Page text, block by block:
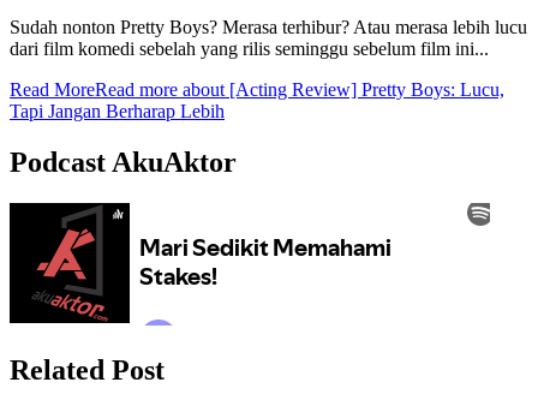
Sudah nonton Pretty Boys? Merasa terhibur? Atau merasa lebih lucu
dari film komedi sebelah yang rilis seminggu sebelum film ini...
Read MoreRead more about [Acting Review] Pretty Boys: Lucu,
Tapi Jangan Berharap Lebih
Podcast AkuAktor
Related Post